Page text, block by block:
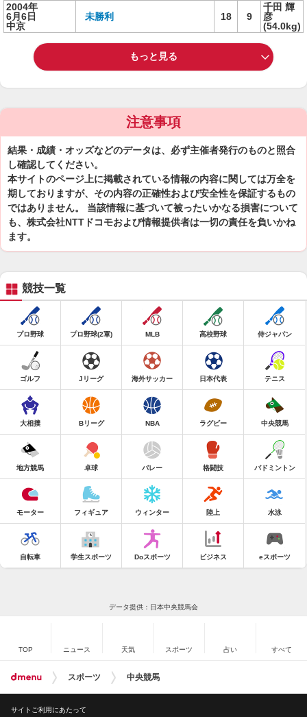
2004年
6月6日
中京
未勝利 18 9
千田 輝
彦
(54.0kg)
もっと見る
注意事項
結果・成績・オッズなどのデータは、必ず主催者発行のものと照合
し確認してください。
本サイトのページ上に掲載されている情報の内容に関しては万全を
期しておりますが、その内容の正確性および安全性を保証するもの
ではありません。 当該情報に基づいて被ったいかなる損害について
も、株式会社NTTドコモおよび情報提供者は一切の責任を負いかね
ます。
競技一覧
プロ野球 プロ野球(2軍) MLB 高校野球 侍ジャパン
ゴルフ Jリーグ 海外サッカー 日本代表 テニス
大相撲 Bリーグ NBA ラグビー 中央競馬
地方競馬 卓球 バレー 格闘技 バドミントン
モーター フィギュア ウィンター 陸上 水泳
自転車 学生スポーツ Doスポーツ ビジネス eスポーツ
データ提供：日本中央競馬会
TOP ニュース 天気 スポーツ 占い すべて
スポーツ 中央競馬
サイトご利用にあたって